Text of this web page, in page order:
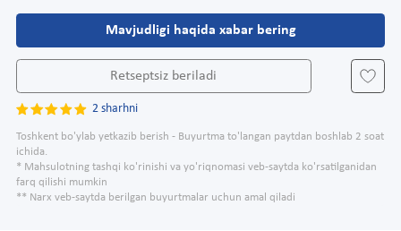
Mavjudligi haqida xabar bering
Retseptsiz beriladi
2 sharhni
Toshkent bo'ylab yetkazib berish - Buyurtma to'langan paytdan boshlab 2 soat
ichida.
* Mahsulotning tashqi ko'rinishi va yo'riqnomasi veb-saytda ko'rsatilganidan
farq qilishi mumkin
** Narx veb-saytda berilgan buyurtmalar uchun amal qiladi